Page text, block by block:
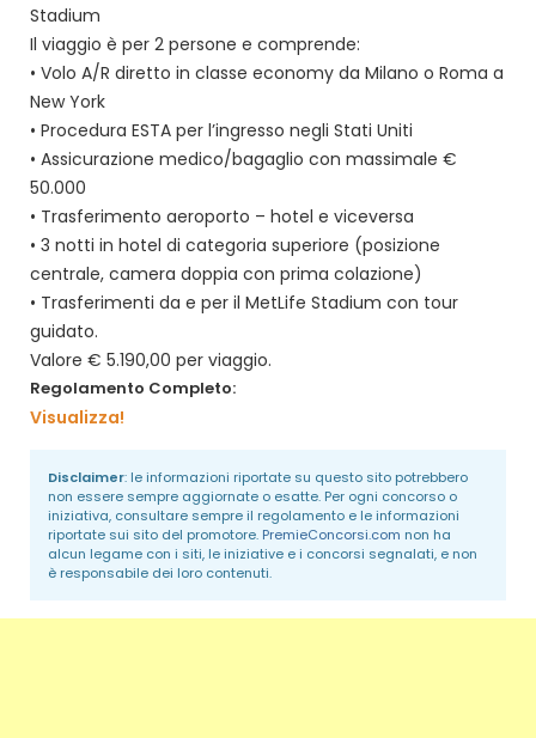
Stadium
Il viaggio è per 2 persone e comprende:
• Volo A/R diretto in classe economy da Milano o Roma a
New York
• Procedura ESTA per l’ingresso negli Stati Uniti
• Assicurazione medico/bagaglio con massimale €
50.000
• Trasferimento aeroporto – hotel e viceversa
• 3 notti in hotel di categoria superiore (posizione
centrale, camera doppia con prima colazione)
• Trasferimenti da e per il MetLife Stadium con tour
guidato.
Valore € 5.190,00 per viaggio.
Regolamento Completo:
Visualizza!
Disclaimer: le informazioni riportate su questo sito potrebbero
non essere sempre aggiornate o esatte. Per ogni concorso o
iniziativa, consultare sempre il regolamento e le informazioni
riportate sui sito del promotore. PremieConcorsi.com non ha
alcun legame con i siti, le iniziative e i concorsi segnalati, e non
è responsabile dei loro contenuti.